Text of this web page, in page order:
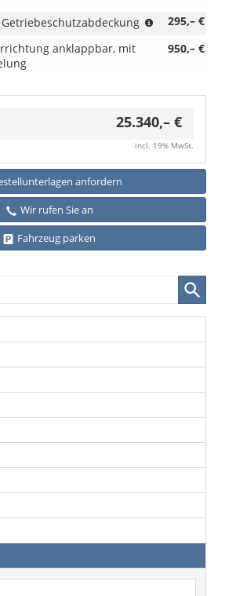
85
(nicht
Motor-
Getriebeschutzabdeckung,
295,– €
(nicht
mit950,– €
anklappbar, mit
25.340,– €
incl. 19% MwSt.
anfordern
Wir rufen Sie an
Fahrzeug parken